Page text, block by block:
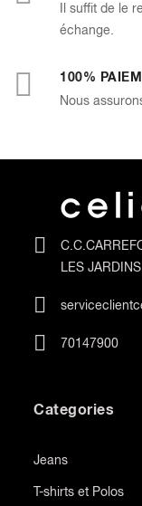
Il suffit de le
échange.
100%
Nous
LES
70147900
Categories
Jeans
T-shirts et Polos